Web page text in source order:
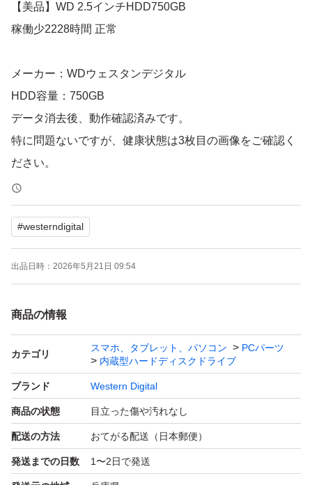
【美品】WD 2.5インチHDD750GB
稼働少2228時間 正常
メーカー：WDウェスタンデジタル
HDD容量：750GB
データ消去後、動作確認済みです。
特に問題ないですが、健康状態は3枚目の画像をご確認く
ださい。
24カウントダウンボーナスに
対応致します。
未対応のものあれば相談ください。
#westerndigital
出品日時： 2026年5月21日 09:54
商品の情報
カテゴリ
スマホ、タブレット、パソコン
PCパーツ
内蔵型ハードディスクドライブ
ブランド Western Digital
商品の状態 目立った傷や汚れなし
配送の方法 おてがる配送（日本郵便）
発送までの日数 1〜2日で発送